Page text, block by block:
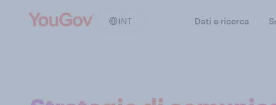
INT Dati e ricerca